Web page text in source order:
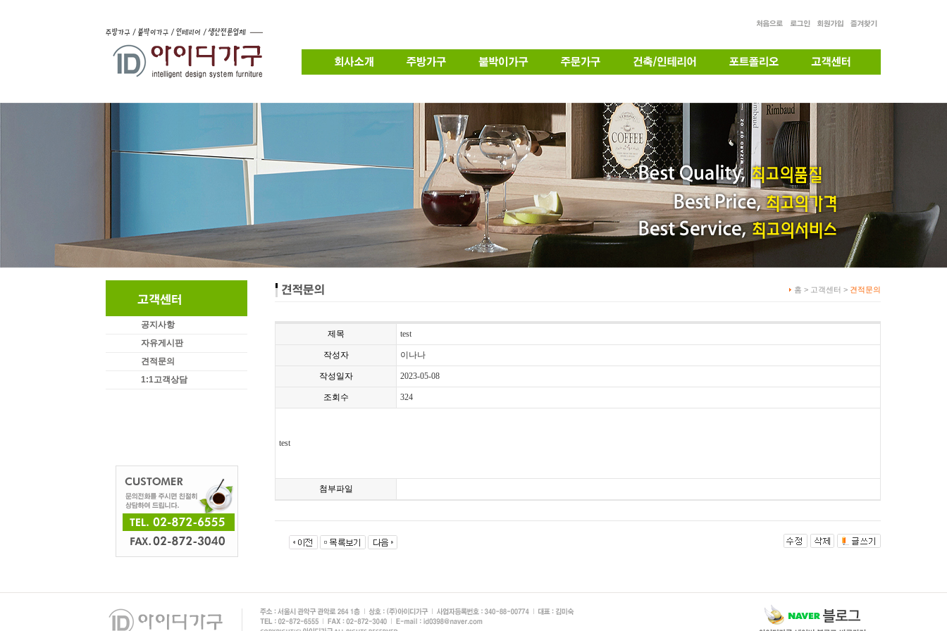
공지사항
자유게시판
견적문의
1:1고객상담
홈 > 고객센터 > 견적문의
제목 test
작성자 이나나
작성일자 2023-05-08
조회수 324
test
첨부파일